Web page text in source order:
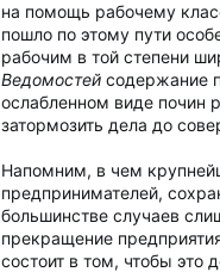
на помощь рабочему
пошло по этому пути
рабочим в той степени
Ведомостей содержание
ослабленном виде почин
затормозить дела до
Напомним, в чем
предпринимателей,
большинстве случаев
прекращение
состоит в том, чтобы это